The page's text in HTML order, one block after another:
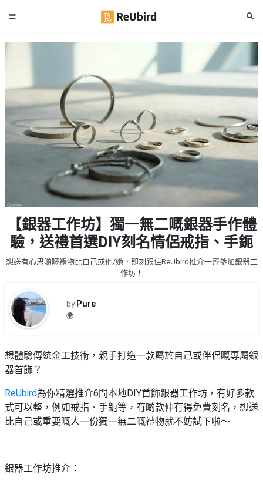
繁
登
入
及
品
類
Room
到
會
美
食
蛋
動
類
搞
友
活
略
#
好
好
去
處
#
#18
區
好
處
#Party
Room
#
影
處
【銀器工作坊】獨一無二嘅銀器手作體
驗，送禮首選DIY刻名情侶戒指、手鈪
想送有心思啲嘅禮物比自己或他/她，即刻跟住ReUbird推介一齊參加銀器工
作坊！
by Pure
🌍
想體驗傳統金工技術，親手打造一款屬於自己或伴侶嘅專屬銀
器首飾？
ReUbird為你精選推介6間本地DIY首飾銀器工作坊，有好多款
式可以整，例如戒指、手鈪等，有啲款仲有得免費刻名，想送
比自己或重要嘅人一份獨一無二嘅禮物就不妨試下啦～
銀器工作坊推介：